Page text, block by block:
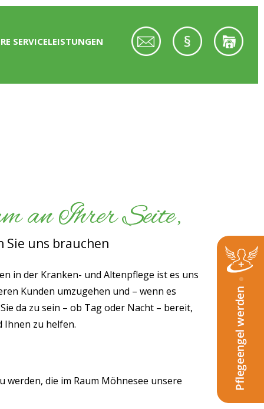
SERVICELEISTUNGEN
an Ihrer Seite,
Sie uns brauchen
in der Kranken- und Altenpflege ist es uns
Kunden umzugehen und – wenn es
da zu sein – ob Tag oder Nacht – bereit,
Ihnen zu helfen.
die im Raum Möhnesee unsere